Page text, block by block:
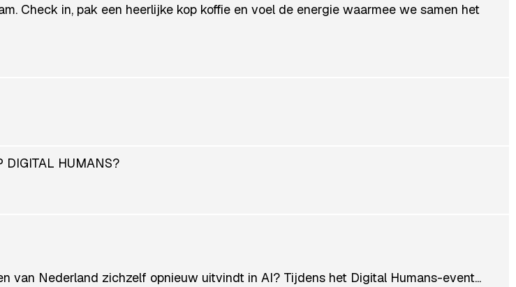
Check in, pak een heerlijke kop koffie en voel de energie waarmee we samen het
DIGITAL HUMANS?
van Nederland zichzelf opnieuw uitvindt in AI? Tijdens het Digital Humans-event...